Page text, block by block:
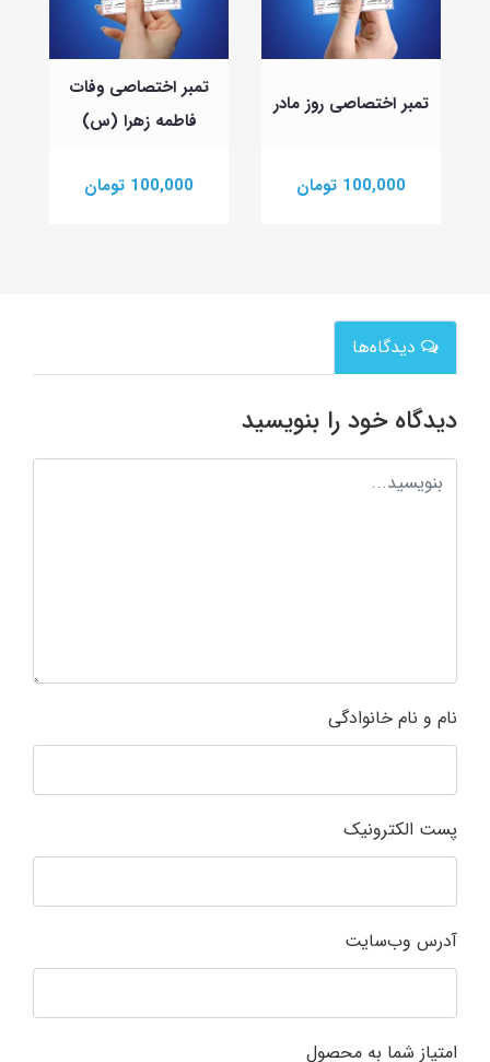
تمبر اختصاصی روز مادر
100,000 تومان
تمبر اختصاصی وفات
فاطمه زهرا (س)
100,000 تومان
دیدگاه‌ها
دیدگاه خود را بنویسید
نام و نام خانوادگی
پست الکترونیک
آدرس وب‌سایت
امتیاز شما به محصول